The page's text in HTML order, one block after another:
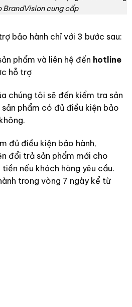
BrandVision cung cấp
bảo hành chỉ với 3 bước sau:
phẩm và liên hệ đến hotline
hỗ trợ
chúng tôi sẽ đến kiểm tra sản
phẩm có đủ điều kiện bảo
đủ điều kiện bảo hành,
đổi trả sản phẩm mới cho
nếu khách hàng yêu cầu.
trong vòng 7 ngày kể từ